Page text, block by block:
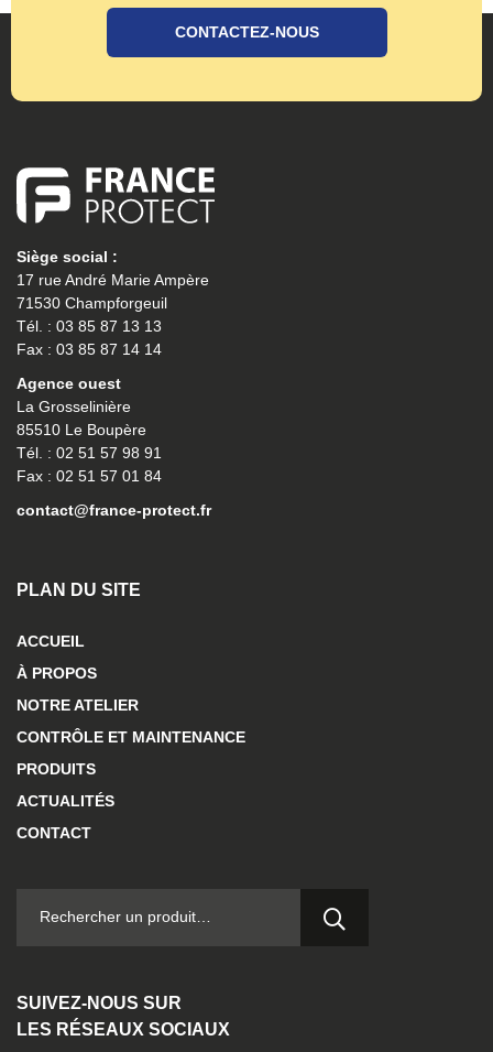
CONTACTEZ-NOUS
Siège social :
17 rue André Marie Ampère
71530 Champforgeuil
Tél. : 03 85 87 13 13
Fax : 03 85 87 14 14
Agence ouest
La Grosselinière
85510 Le Boupère
Tél. : 02 51 57 98 91
Fax : 02 51 57 01 84
contact@france-protect.fr
PLAN DU SITE
ACCUEIL
À PROPOS
NOTRE ATELIER
CONTRÔLE ET MAINTENANCE
PRODUITS
ACTUALITÉS
CONTACT
SUIVEZ-NOUS SUR
LES RÉSEAUX SOCIAUX